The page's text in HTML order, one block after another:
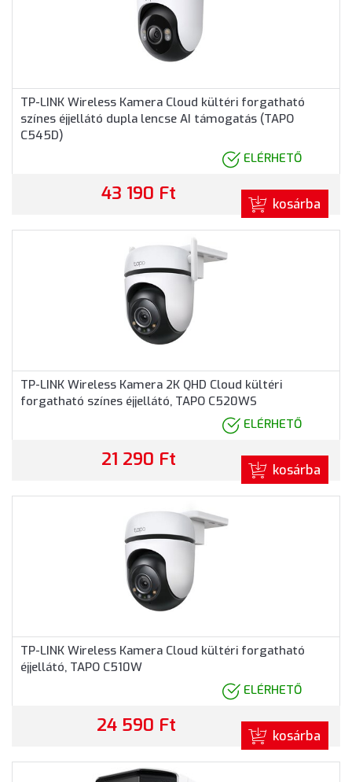
TP-LINK Wireless Kamera Cloud kültéri forgatható
színes éjjellátó dupla lencse AI támogatás (TAPO
C545D)
ELÉRHETŐ
43 190 Ft kosárba
TP-LINK Wireless Kamera 2K QHD Cloud kültéri
forgatható színes éjjellátó, TAPO C520WS
ELÉRHETŐ
21 290 Ft kosárba
TP-LINK Wireless Kamera Cloud kültéri forgatható
éjjellátó, TAPO C510W
ELÉRHETŐ
24 590 Ft kosárba